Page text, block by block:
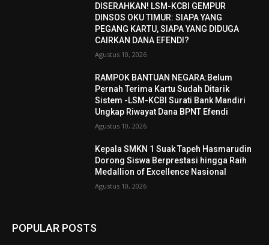
DISERAHKAN! LSM-KCBI GEMPUR
DINSOS OKU TIMUR: SIAPA YANG
PEGANG KARTU, SIAPA YANG DIDUGA
CAIRKAN DANA EFENDI?
Agustus 10, 2026
RAMPOK BANTUAN NEGARA:Belum
Pernah Terima Kartu Sudah Ditarik
Sistem -LSM-KCBI Surati Bank Mandiri
Ungkap Riwayat Dana BPNT Efendi
Agustus 10, 2026
Kepala SMKN 1 Suak Tapeh Hasmarudin
Dorong Siswa Berprestasi hingga Raih
Medallion of Excellence Nasional
Agustus 10, 2026
POPULAR POSTS